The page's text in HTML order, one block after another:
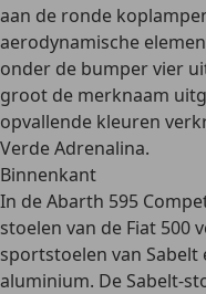
aan de ronde
aerodynamische
onder de bumper vier
groot de merknaam
opvallende kleuren
Verde Adrenalina.
Binnenkant
In de Abarth 595
stoelen van de Fiat 500
sportstoelen van
aluminium. De Sabelt-